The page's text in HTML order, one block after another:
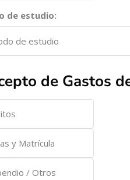
de estudio:
de Gastos